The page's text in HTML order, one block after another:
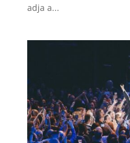
adja a...